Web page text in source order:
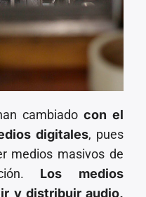
cambiado con el
digitales, pues
medios masivos de
Los medios
y distribuir audio,